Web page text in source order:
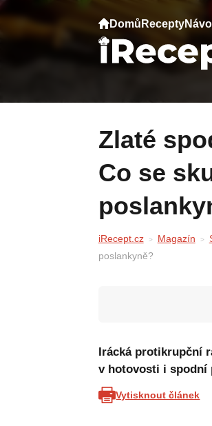
Domů Recepty
Zlaté spodní prádlo a miliarda v hotovosti:
Co se
iRecept.cz Magazín
poslankyně?
Irácká protikrupční
v hotovosti i spodní
Vytisknout článek